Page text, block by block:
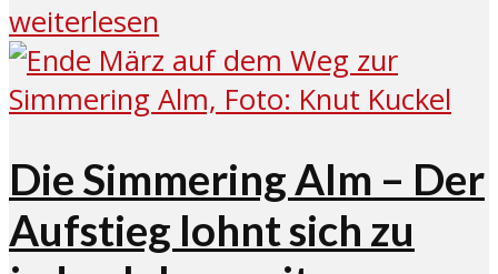
weiterlesen
Die Simmering Alm – Der
Aufstieg lohnt sich zu